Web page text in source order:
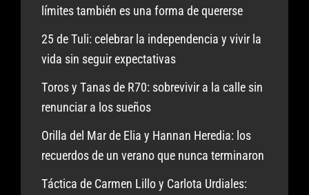
límites también es una forma de quererse
25 de Tuli: celebrar la independencia y vivir la
vida sin seguir expectativas
Toros y Tanas de R70: sobrevivir a la calle sin
renunciar a los sueños
Orilla del Mar de Elia y Hannan Heredia: los
recuerdos de un verano que nunca terminaron
Táctica de Carmen Lillo y Carlota Urdiales: